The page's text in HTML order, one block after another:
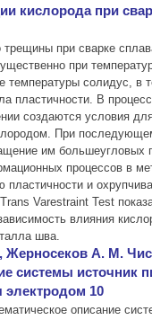
кислорода при
трещины при сварке
при
температуры солидус, в
пластичности. В
создаются условия
При
им большеугловых
процессов в
пластичности и
Varestraint Test
влияния
шва.
Жерносеков А. М.
системы источник
10
описание